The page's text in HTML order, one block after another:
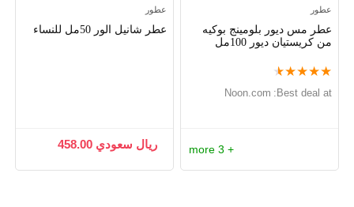
عطور
عطر مس ديور بلومينج بوكيه
من كريستيان ديور 100مل
★
★
★
★
★
Best deal at:
noon.com
+ 3 more
عطور
عطر شانيل الور 50مل للنساء
ريال سعودي 458.00